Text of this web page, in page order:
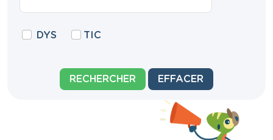
DYS TIC
RECHERCHER EFFACER